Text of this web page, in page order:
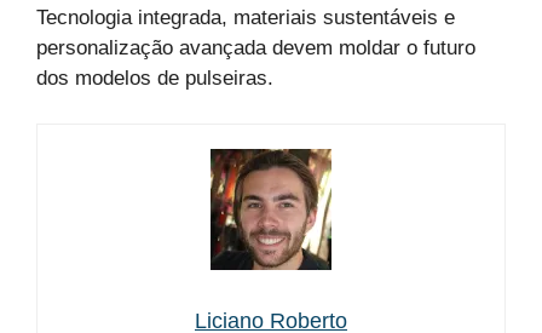
Tecnologia integrada, materiais sustentáveis e
personalização avançada devem moldar o futuro
dos modelos de pulseiras.
Liciano Roberto